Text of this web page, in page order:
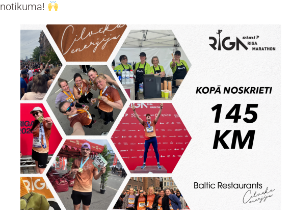
notikuma!